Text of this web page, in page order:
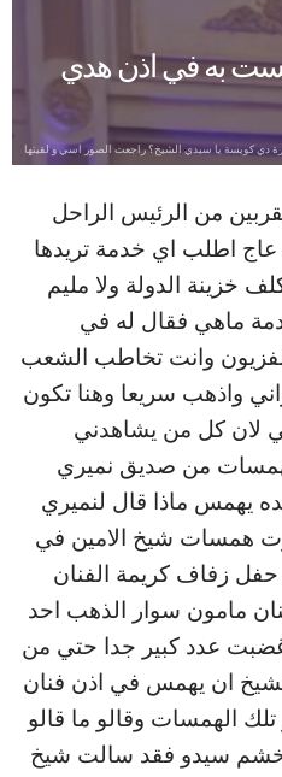
به في اذن هدي
دي كويسة يا سيدي الشيخ؟ راجعت الصور اسي و لقيتها
من الرئيس الراحل
اطلب اي خدمة تريدها
خزينة الدولة ولا مليم
ماهي فقال له في
وانت تخاطب الشعب
واذهب سريعا وهنا تكون
لان كل من يشاهدني
من صديق نميري
يهمس ماذا قال لنميري
همسات شيخ الامين في
زفاف كريمة الفنان
مامون سوار الذهب احد
عدد كبير جدا حتي من
ان يهمس في اذن فنان
الهمسات وقالو ما قالو
خشم سيدو فقد سالت شيخ